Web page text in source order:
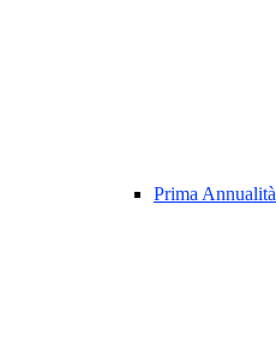
Prima Annualità